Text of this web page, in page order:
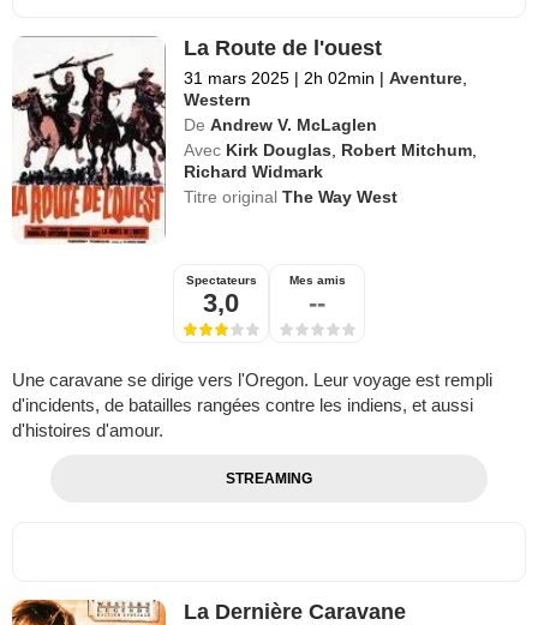
La Route de l'ouest
31 mars 2025 | 2h 02min | Aventure
Western
De Andrew V. McLaglen
Avec Kirk Douglas Robert Mitchum
Richard Widmark
Titre originalThe Way West
Spectateurs
3,0
Mes amis
--
Une caravane se dirige vers l'Oregon. Leur voyage est rempli
d'incidents, de batailles rangées contre les indiens, et aussi
d'histoires d'amour.
STREAMING
La Dernière Caravane